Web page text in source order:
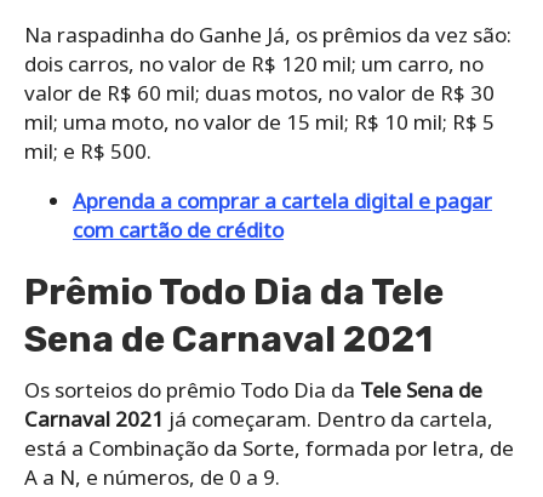
Na raspadinha do Ganhe Já, os prêmios da vez são:
dois carros, no valor de R$ 120 mil; um carro, no
valor de R$ 60 mil; duas motos, no valor de R$ 30
mil; uma moto, no valor de 15 mil; R$ 10 mil; R$ 5
mil; e R$ 500.
Aprenda a comprar a cartela digital e pagar
com cartão de crédito
Prêmio Todo Dia da Tele
Sena de Carnaval 2021
Os sorteios do prêmio Todo Dia da Tele Sena de
Carnaval 2021 já começaram. Dentro da cartela,
está a Combinação da Sorte, formada por letra, de
A a N, e números, de 0 a 9.